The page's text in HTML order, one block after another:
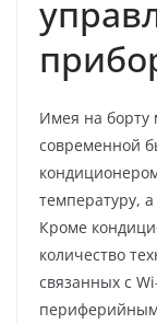
Имея на борту
современной
температуру,
Кроме
количество
связанных с
периферийным